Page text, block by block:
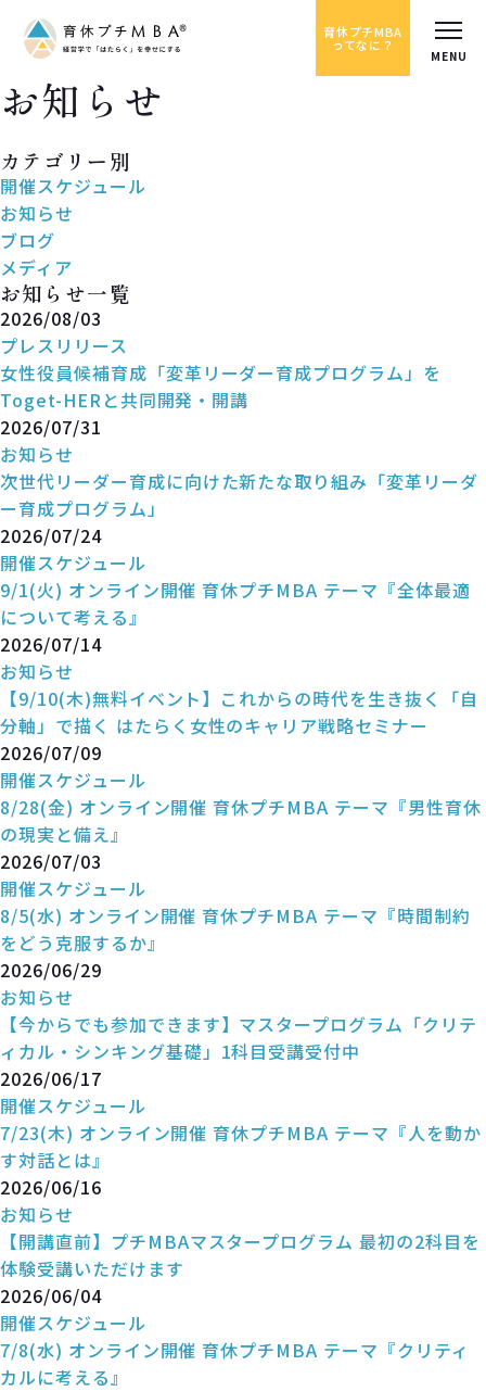
育休プチMBA
ってなに？
お知らせ
カテゴリー別
開催スケジュール
お知らせ
ブログ
メディア
お知らせ一覧
2026/08/03
プレスリリース
女性役員候補育成「変革リーダー育成プログラム」を
Toget-HERと共同開発・開講
2026/07/31
お知らせ
次世代リーダー育成に向けた新たな取り組み「変革リーダ
ー育成プログラム」
2026/07/24
開催スケジュール
9/1(火) オンライン開催 育休プチMBA テーマ『全体最適
について考える』
2026/07/14
お知らせ
【9/10(木)無料イベント】これからの時代を生き抜く「自
分軸」で描く はたらく女性のキャリア戦略セミナー
2026/07/09
開催スケジュール
8/28(金) オンライン開催 育休プチMBA テーマ『男性育休
の現実と備え』
2026/07/03
開催スケジュール
8/5(水) オンライン開催 育休プチMBA テーマ『時間制約
をどう克服するか』
2026/06/29
お知らせ
【今からでも参加できます】マスタープログラム「クリテ
ィカル・シンキング基礎」1科目受講受付中
2026/06/17
開催スケジュール
7/23(木) オンライン開催 育休プチMBA テーマ『人を動か
す対話とは』
2026/06/16
お知らせ
【開講直前】プチMBAマスタープログラム 最初の2科目を
体験受講いただけます
2026/06/04
開催スケジュール
7/8(水) オンライン開催 育休プチMBA テーマ『クリティ
カルに考える』